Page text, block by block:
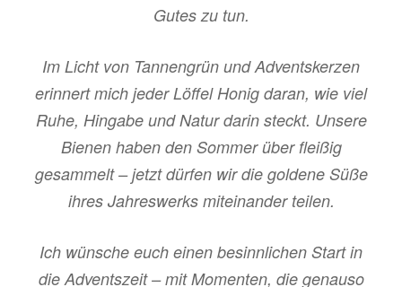
Gutes zu tun.
Im Licht von Tannengrün und Adventskerzen
erinnert mich jeder Löffel Honig daran, wie viel
Ruhe, Hingabe und Natur darin steckt. Unsere
Bienen haben den Sommer über fleißig
gesammelt – jetzt dürfen wir die goldene Süße
ihres Jahreswerks miteinander teilen.
Ich wünsche euch einen besinnlichen Start in
die Adventszeit – mit Momenten, die genauso